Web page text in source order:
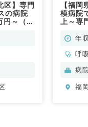
区】専門
の病院
～（呼
【福
模病院
上～
年
呼
病
福